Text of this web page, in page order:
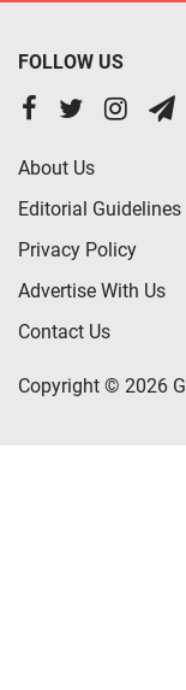
FOLLOW US
About Us
Editorial Guidelines
Privacy Policy
Advertise With Us
Contact Us
Copyright © 2026